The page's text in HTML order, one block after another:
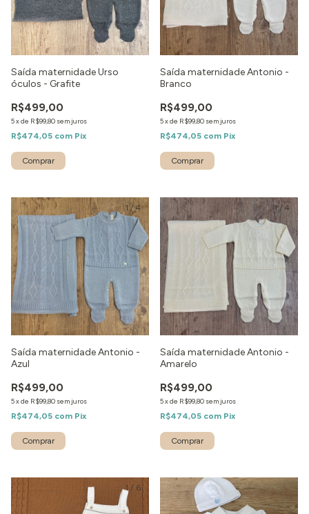
Saída maternidade Urso
óculos - Grafite
R$499,00
5xde R$99,80 sem juros
R$474,05 com Pix
Comprar
Saída maternidade Antonio -
Branco
R$499,00
5xde R$99,80 sem juros
R$474,05 com Pix
Comprar
1/4
Saída maternidade Antonio -
Azul
R$499,00
5xde R$99,80 sem juros
R$474,05 com Pix
Comprar
1/ 4
Saída maternidade Antonio -
Amarelo
R$499,00
5xde R$99,80 sem juros
R$474,05 com Pix
Comprar
1 / 6